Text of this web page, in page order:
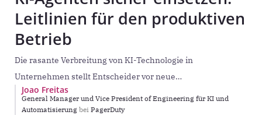
Leitlinien für den produktiven
Betrieb
Die rasante Verbreitung von KI-Technologie in
Unternehmen stellt Entscheider vor neue
Herausforderungen. Sie suchen permanent nach der
nächsten Innovation, die einen hohen ROI verspricht.
Joao Freitas
General Manager und Vice President of Engineering für KI und
Automatisierung bei PagerDuty